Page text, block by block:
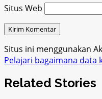
Situs Web
Situs ini menggunakan
Pelajari bagaimana data
Related Stories